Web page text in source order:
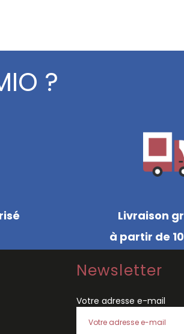
?
Livraison
à partir de
Newsletter
Votre adresse e-mail